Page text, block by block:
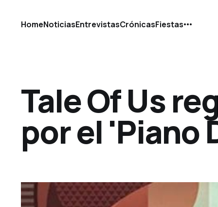
HomeNoticiasEntrevistasCrónicasFiestas
Tale Of Us
por el 'Piano